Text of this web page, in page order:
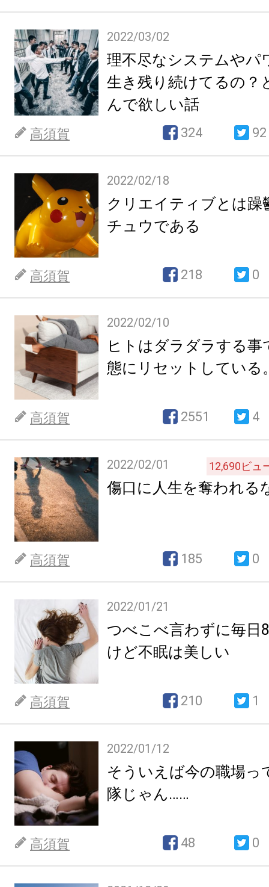
2022/03/02
理不尽なシステムやパ
生き残り続けてるの？
んで欲しい話
高須賀 324 92
2022/02/18
クリエイティブとは躁
チュウである
高須賀 218 0
2022/02/10
ヒトはダラダラする事
態にリセットしている
高須賀 2551 4
2022/02/01 12,690ビュ
傷口に人生を奪われる
高須賀 185 0
2022/01/21
つべこべ言わずに毎日
けど不眠は美しい
高須賀 210 1
2022/01/12
そういえば今の職場っ
隊じゃん……
高須賀 48 0